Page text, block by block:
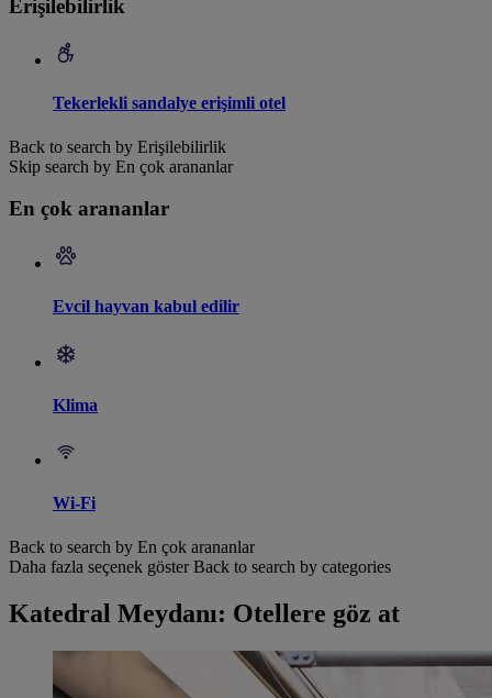
Erişilebilirlik
Tekerlekli sandalye erişimli otel
Back to search by Erişilebilirlik
Skip search by En çok arananlar
En çok arananlar
Evcil hayvan kabul edilir
Klima
Wi-Fi
Back to search by En çok arananlar
Daha fazla seçenek göster Back to search by categories
Katedral Meydanı: Otellere göz at